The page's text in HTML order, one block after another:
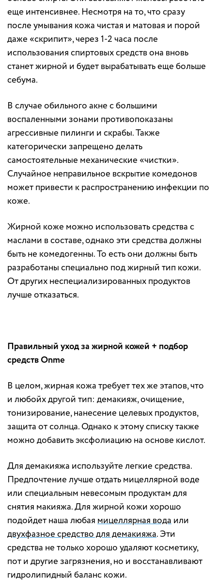
еще интенсивнее. Несмотря на то, что сразу
после умывания кожа чистая и матовая и порой
даже «скрипит», через 1-2 часа после
использования спиртовых средств она вновь
станет жирной и будет вырабатывать еще больше
себума.
В случае обильного акне с большими
воспаленными зонами противопоказаны
агрессивные пилинги и скрабы. Также
категорически запрещено делать
самостоятельные механические «чистки».
Случайное неправильное вскрытие комедонов
может привести к распространению инфекции по
коже.
Жирной коже можно использовать средства с
маслами в составе, однако эти средства должны
быть не комедогенны. То есть они должны быть
разработаны специально под жирный тип кожи.
От других неспециализированных продуктов
лучше отказаться.
Правильный уход за жирной кожей + подбор
средств Onme
В целом, жирная кожа требует тех же этапов, что
и любойх другой тип: демакияж, очищение,
тонизирование, нанесение целевых продуктов,
защита от солнца. Однако к этому списку также
можно добавить эксфолиацию на основе кислот.
Для демакияжа используйте легкие средства.
Предпочтение лучше отдать мицеллярной воде
или специальным невесомым продуктам для
снятия макияжа. Для жирной кожи хорошо
подойдет наша любаямицеллярная водаили
двухфазное средство для демакияжа. Эти
средства не только хорошо удаляют косметику,
пот и другие загрязнения, но и восстанавливают
гидролипидный баланс кожи.